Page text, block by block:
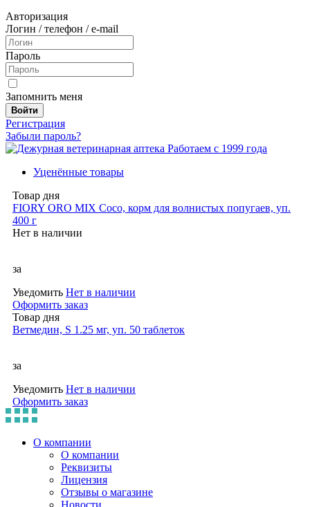
Авторизация
Логин / телефон / e-mail
Пароль
Запомнить меня
Войти
Регистрация
Забыли пароль?
Работаем с 1999 года
Уценённые товары
Товар дня
FIORY ORO MIX Coco, корм для волнистых попугаев, уп.
400 г
Нет в наличии
за
Уведомить Нет в наличии
Оформить заказ
Товар дня
Ветмедин, S 1.25 мг, уп. 50 таблеток
за
Уведомить Нет в наличии
Оформить заказ
О компании
О компании
Реквизиты
Лицензия
Отзывы о магазине